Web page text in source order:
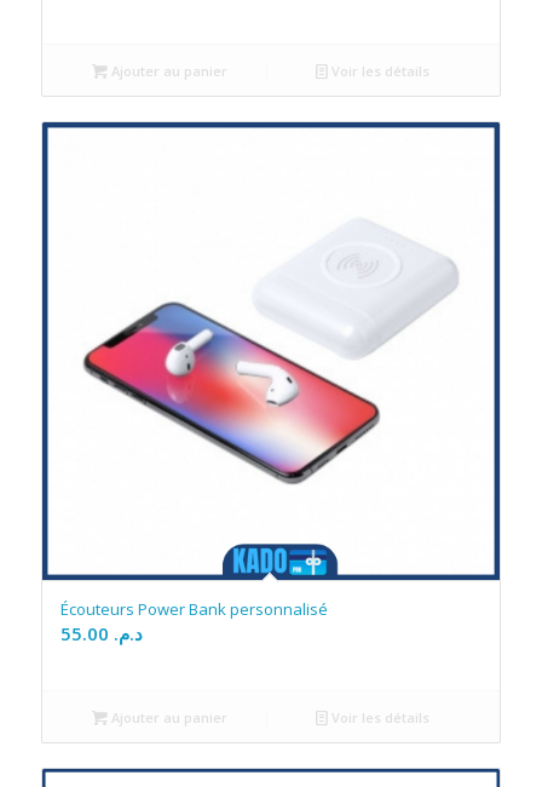
Ajouter au panier Voir les détails
Écouteurs Power Bank personnalisé
د.م.
Ajouter au panier Voir les détails